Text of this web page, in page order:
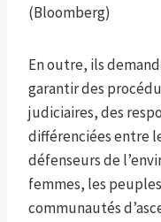
(Bloomberg)
En outre, ils
garantir des
judiciaires, des
différenciées entre
défenseurs de
femmes, les
communautés